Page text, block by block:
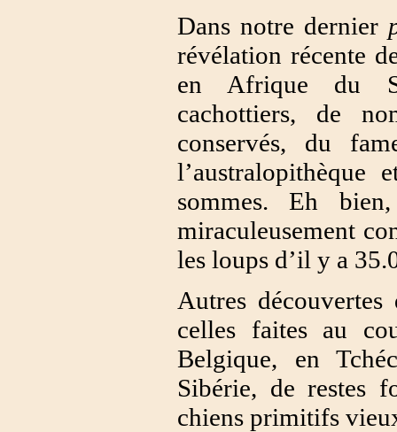
Dans notre dernier
révélation récente
en Afrique du
cachottiers, de
conservés, du
l’australopithèque
sommes. Eh
miraculeusement
les loups d’il y a
Autres
celles faites au
Belgique, en
Sibérie, de restes
chiens primitifs